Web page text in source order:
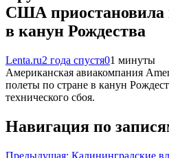
США приостановила
в канун Рождества
Lenta.ru2 года спустя01 минуты
Американская авиакомпания
полеты по стране в канун
технического сбоя.
Навигация по
Предыдущая: Калининградские